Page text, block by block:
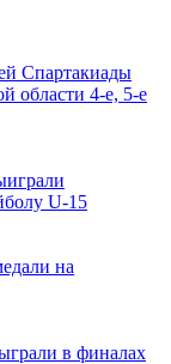
Спартакиады
области 4-е, 5-е
U-15
на
в финалах